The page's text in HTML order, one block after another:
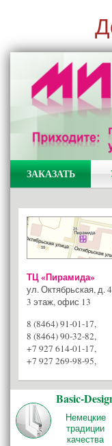
ЗАКАЗАТЬ
ТЦ «Пирамида»
ул. Октябрьская, д.
3 этаж, офис 13
8 (8464) 91-01-17,
8 (8464) 90-32-82,
+7 927 614-01-17,
+7 927 269-98-95,
Basic-
Немецкие
традиции
качества